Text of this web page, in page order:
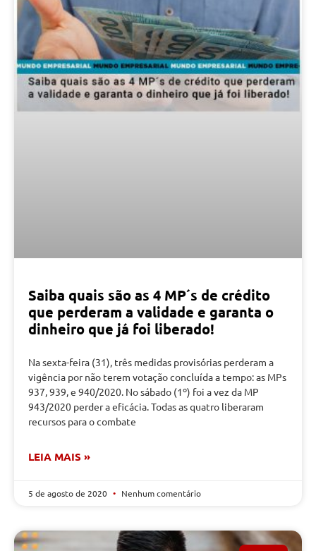
Saiba quais são as 4 MP´s de crédito
que perderam a validade e garanta o
dinheiro que já foi liberado!
Na sexta-feira (31), três medidas provisórias perderam a
vigência por não terem votação concluída a tempo: as MPs
937, 939, e 940/2020. No sábado (1º) foi a vez da MP
943/2020 perder a eficácia. Todas as quatro liberaram
recursos para o combate
LEIA MAIS »
5 de agosto de 2020 Nenhum comentário